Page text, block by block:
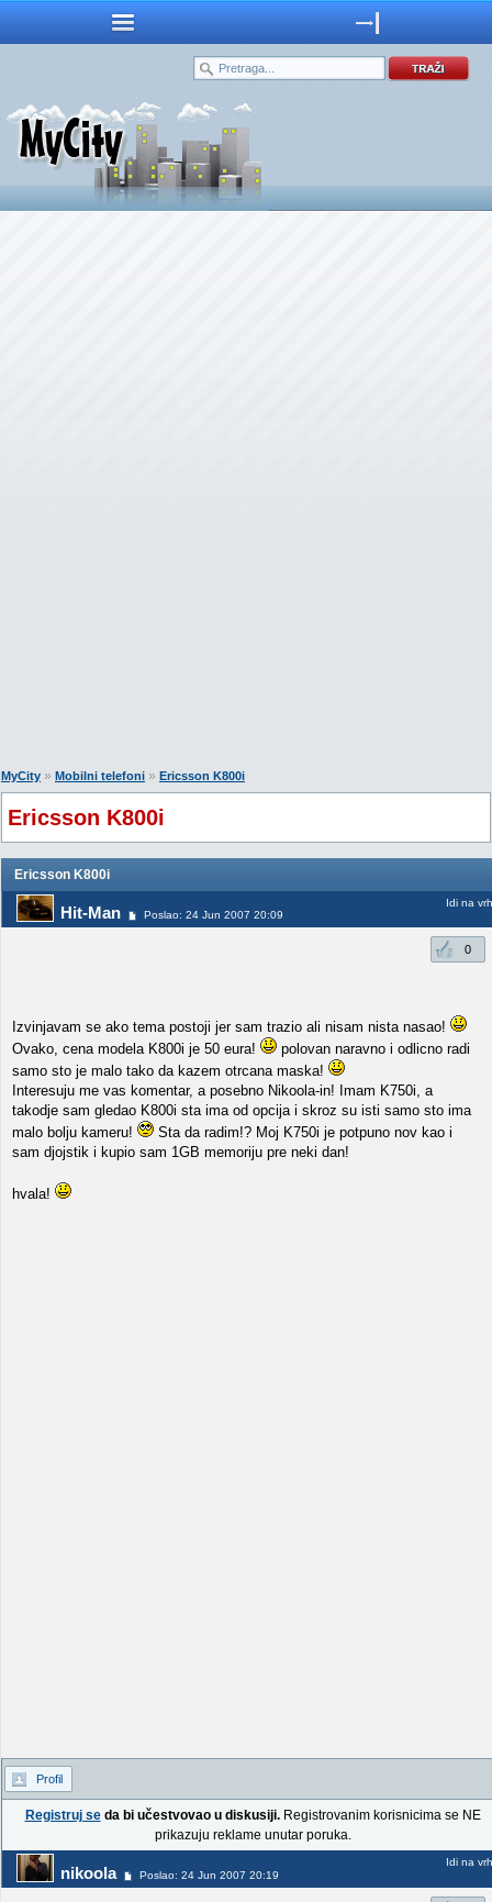
MyCity » Mobilni telefoni » Ericsson K800i
Ericsson K800i
Ericsson K800i
Hit-Man Poslao: 24 Jun 2007 20:09
Idi na vrh
0
Izvinjavam se ako tema postoji jer sam trazio ali nisam nista nasao!
Ovako, cena modela K800i je 50 eura!
polovan naravno i odlicno radi
samo sto je malo tako da kazem otrcana maska!
Interesuju me vas komentar, a posebno Nikoola-in! Imam K750i, a
takodje sam gledao K800i sta ima od opcija i skroz su isti samo sto ima
malo bolju kameru!
Sta da radim!? Moj K750i je potpuno nov kao i
sam djojstik i kupio sam 1GB memoriju pre neki dan!
hvala!
Profil
Registruj seda bi učestvovao u diskusiji.Registrovanim korisnicima se NE
prikazuju reklame unutar poruka.
nikoola Poslao: 24 Jun 2007 20:19
Idi na vrh